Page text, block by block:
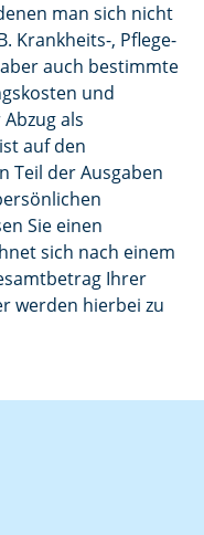
man sich nicht
Krankheits-, Pflege-
auch bestimmte
und
als
auf den
Teil der Ausgaben
Sie einen
sich nach einem
Ihrer
werden hierbei zu